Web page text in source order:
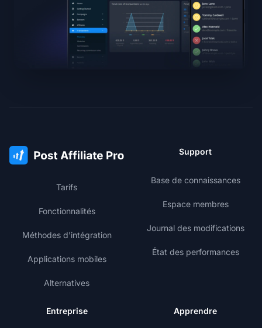
Tarifs
Fonctionnalités
Méthodes d'intégration
Applications mobiles
Alternatives
Support
Base de connaissances
Espace membres
Journal des modifications
État des performances
Entreprise Apprendre